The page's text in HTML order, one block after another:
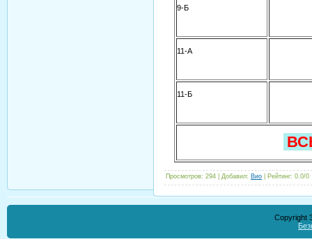
9-Б
11-А
11-Б
Просмотров: 294 Добавил: Вио Рейтинг: 0.0/0
Copyright